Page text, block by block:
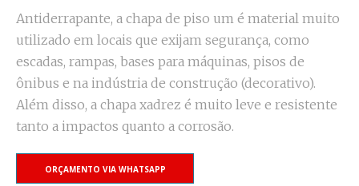
Antiderrapante, a chapa de piso um é material muito
utilizado em locais que exijam segurança, como
escadas, rampas, bases para máquinas, pisos de
ônibus e na indústria de construção (decorativo).
Além disso, a chapa xadrez é muito leve e resistente
tanto a impactos quanto a corrosão.
ORÇAMENTO VIA WHATSAPP